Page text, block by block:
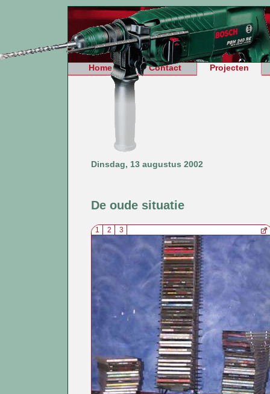
Home Contact Projecten
Dinsdag, 13 augustus 2002
De oude situatie
1 2 3